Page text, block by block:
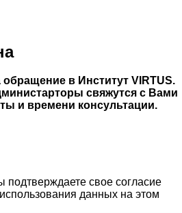
в Институт VIRTUS.
свяжутся с Вами
и времени консультации.
подтверждаете свое согласие
данных на этом